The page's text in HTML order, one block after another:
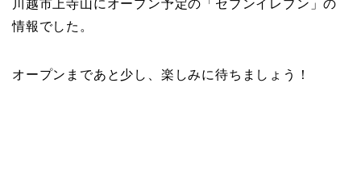
川越市上寺山にオープン予定の「セブンイレブン」の
情報でした。
オープンまであと少し、楽しみに待ちましょう！